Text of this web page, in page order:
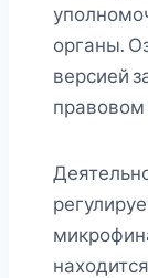
органы.
версией
правовом